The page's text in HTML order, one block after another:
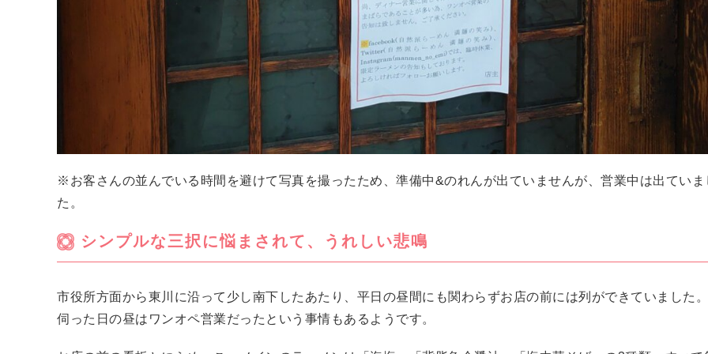
※お客さんの並んでいる時間を避けて写真を撮ったため、準備中&のれんが出ていませんが、営業中は出ていま
た。
シンプルな三択に悩まされて、うれしい悲鳴
市役所方面から東川に沿って少し南下したあたり、平日の昼間にも関わらずお店の前には列ができていました。
伺った日の昼はワンオペ営業だったという事情もあるようです。